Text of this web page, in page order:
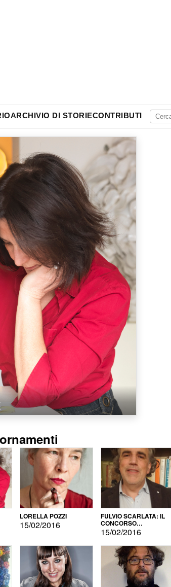
ARCHIVIO DI STORIECONTRIBUTI
LORELLA POZZI
15/02/2016
FULVIO SCARLATA: IL
CONCORSO
LETTERARIO
15/02/2016